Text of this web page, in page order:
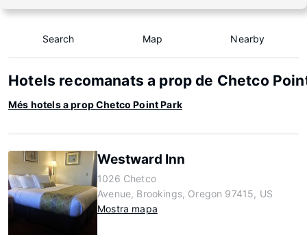
Search Map Nearby
Hotels recomanats a prop de Chetco
Més hotels a prop Chetco Point Park
Westward Inn
1026 Chetco
Avenue, Brookings, Oregon 97415, US
Mostra mapa